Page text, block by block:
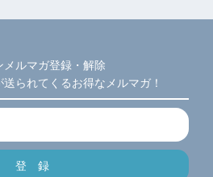
メルマガ登録・解除
られてくるお得なメルマガ！